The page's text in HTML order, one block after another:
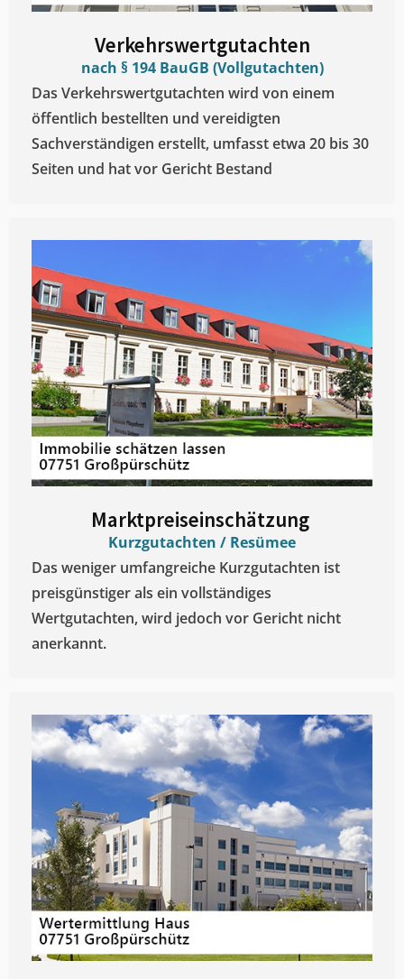
Verkehrswertgutachten
nach § 194 BauGB (Vollgutachten)
Das Verkehrswertgutachten wird von einem
öffentlich bestellten und vereidigten
Sachverständigen erstellt, umfasst etwa 20 bis 30
Seiten und hat vor Gericht Bestand
Marktpreiseinschätzung ​
Kurzgutachten / Resümee
Das weniger umfangreiche Kurzgutachten ist
preisgünstiger als ein vollständiges
Wertgutachten, wird jedoch vor Gericht nicht
anerkannt.